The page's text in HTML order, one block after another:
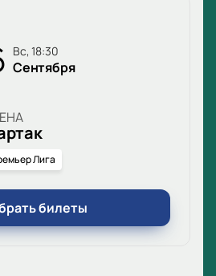
вс, 18:30
Сентября
Лига
билеты